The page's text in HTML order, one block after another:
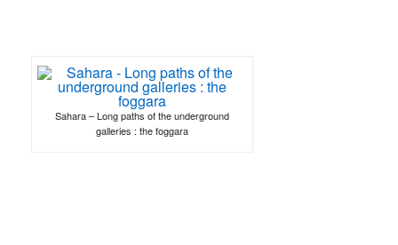
Sahara – Long paths of the underground
galleries : the foggara